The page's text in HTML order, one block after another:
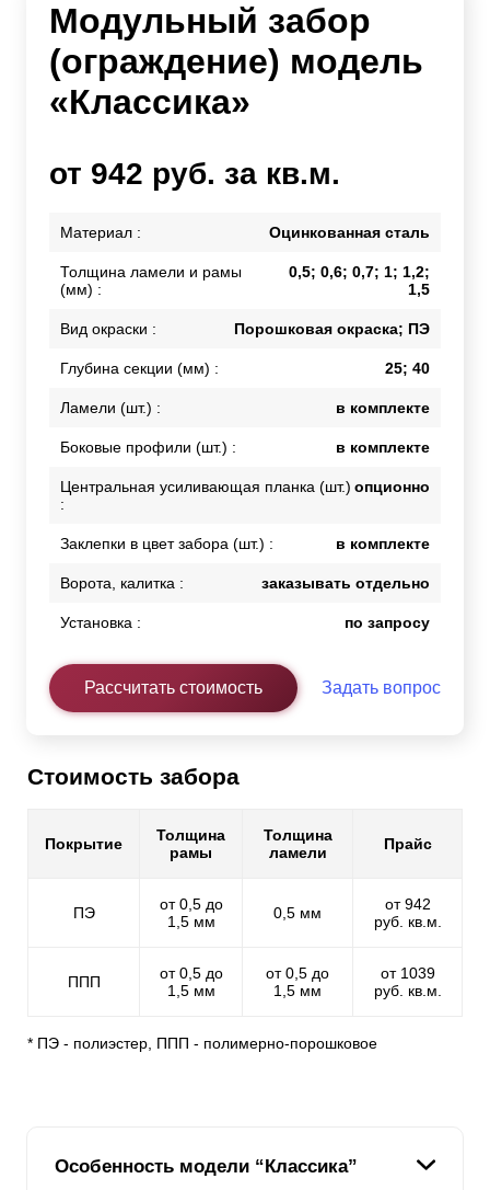
Модульный забор
(ограждение) модель
«Классика»
от 942 руб. за кв.м.
Материал : Оцинкованная сталь
Толщина ламели и рамы
(мм) :
0,5; 0,6; 0,7; 1; 1,2;
1,5
Вид окраски : Порошковая окраска; ПЭ
Глубина секции (мм) : 25; 40
Ламели (шт.) : в комплекте
Боковые профили (шт.) : в комплекте
Центральная усиливающая планка (шт.)
:
опционно
Заклепки в цвет забора (шт.) : в комплекте
Ворота, калитка : заказывать отдельно
Установка : по запросу
Рассчитать стоимость Задать вопрос
Стоимость забора
Покрытие
Толщина
рамы
Толщина
ламели
Прайс
ПЭ
от 0,5 до
1,5 мм
0,5 мм
от 942
руб. кв.м.
ППП
от 0,5 до
1,5 мм
от 0,5 до
1,5 мм
от 1039
руб. кв.м.
* ПЭ - полиэстер, ППП - полимерно-порошковое
Особенность модели “Классика”